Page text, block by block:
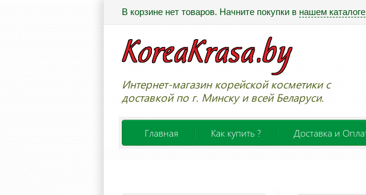
В корзине нет товаров. Начните покупки в нашем каталоге
Интернет-магазин корейской косметики с
доставкой по г. Минску и всей Беларуси.
Главная Как купить ? Доставка и